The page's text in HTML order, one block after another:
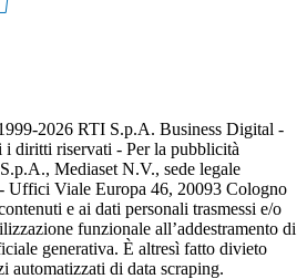
2026 RTI S.p.A. Business Digital -
i diritti riservati - Per la pubblicità
Mediaset N.V., sede legale
Uffici Viale Europa 46, 20093 Cologno
e ai dati personali trasmessi e/o
funzionale all’addestramento di
generativa. È altresì fatto divieto
automatizzati di data scraping.